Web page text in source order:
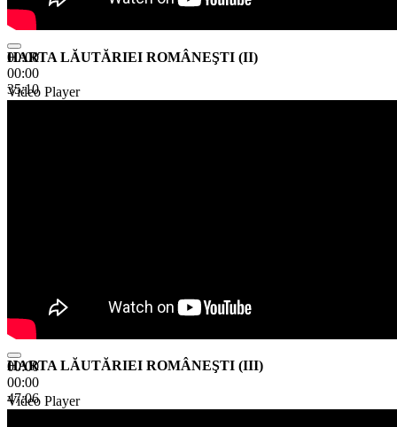
00:00
00:00
35:10
HARTA LĂUTĂRIEI ROMÂNEŞTI (II)
Video Player
00:00
00:00
47:06
HARTA LĂUTĂRIEI ROMÂNEŞTI (III)
Video Player